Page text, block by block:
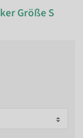
Größe S